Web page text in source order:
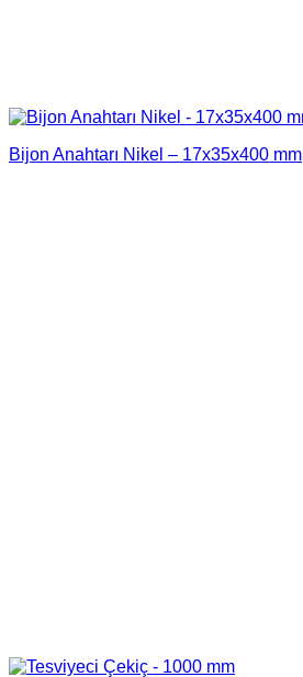
Bijon Anahtarı Nikel – 17x35x400 mm